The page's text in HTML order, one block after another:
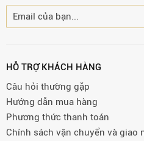
HỖ TRỢ KHÁCH HÀNG
Câu hỏi thường gặp
Hướng dẫn mua hàng
Phương thức thanh toán
Chính sách vận chuyển và giao